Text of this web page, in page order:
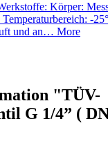
Körper:
-
und an… More
"TÜV-
G 1/4” (